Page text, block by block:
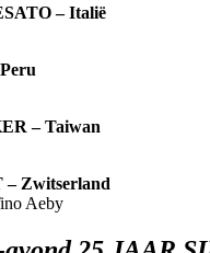
– Italië
– Taiwan
Zwitserland
Aeby